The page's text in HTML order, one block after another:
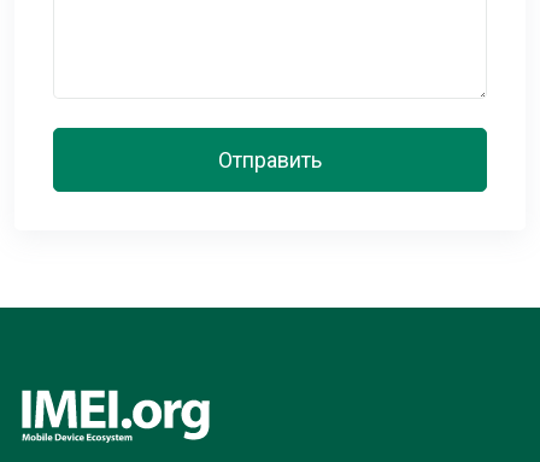
Отправить